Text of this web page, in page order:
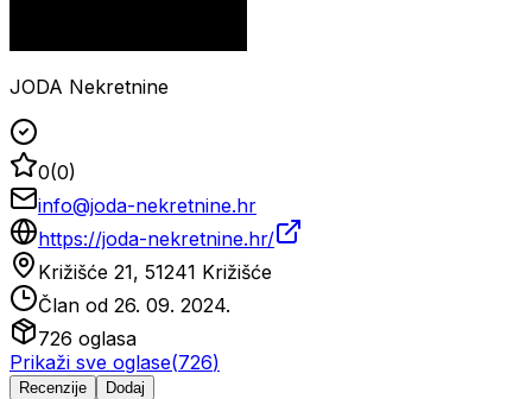
JODA Nekretnine
0(0)
info@joda-nekretnine.hr
https://joda-nekretnine.hr/
Križišće 21, 51241 Križišće
Član od 26. 09. 2024.
726 oglasa
Prikaži sve oglase(726)
Recenzije Dodaj